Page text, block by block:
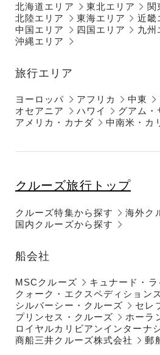
北海道エリア 東北エリア
関
北陸エリア
東海エリア
近畿
中国エリア
四国エリア
九州
沖縄エリア
旅行エリア
ヨーロッパ アフリカ 中東
オセアニア
ハワイ
グアム・
アメリカ・カナダ
中南米・カ
クルーズ旅行トップ
クルーズ特集から探す
国内クルーズから探す
海外ク
船会社
MSCクルーズ
キュナード・ラ
クォーク・エクスペディション
シルバーシー・クルーズ
セレ
プリンセス・クルーズ
ホーラ
ロイヤルカリビアンインターナ
商船三井クルーズ株式会社
郵